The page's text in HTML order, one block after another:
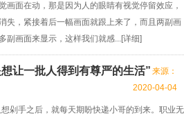
画面在动，那是因为人的眼睛有视觉停留效应，
失，紧接着后一幅画面就跟上来了，而且两副画
副画面来显示，这样我们就感...[详细]
让一批人得到有尊严的生活” 来源：
2020-04-04
想剁手之后，就每天期盼快递小哥的到来。职业无